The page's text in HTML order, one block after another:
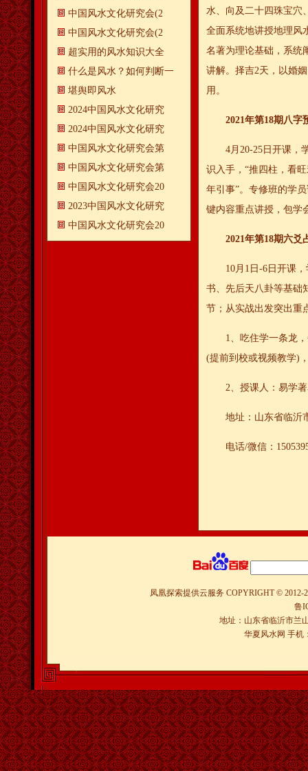
中国风水文化研究会(2
中国风水文化研究会(2
超实用的风水知识大全
什么是风水？如何判断一
​堪舆即风水
2024中国风水文化研究
2024中国风水文化研究
中国风水文化研究会第
中国风水文化研究会第
中国风水文化研究会20
2023中国风水文化研究
中国风水文化研究会20
水、向及二十四珠宝穴
全面系统地讲授地理风
名著为理论基础，系统
讲解。择吉2天， 以婚
用。
2021年第18期八字
4月20-25日开课，
识入手，“推四柱，看
年引事”。专修班的学
键内容重点讲授，包学
2021年第18期六爻
10月1日-6日开课
书、先后天八卦等基础
节；从实战出发突出重
1、吃住学一条龙
(提前到校或视频教学)
2、授课人：易学
地址：山东省临沂
电话/微信：
凤凰探索提供云服务 COPYRIGHT © 2012-
鲁
地址：山东省临沂市兰
华夏风水网 手机